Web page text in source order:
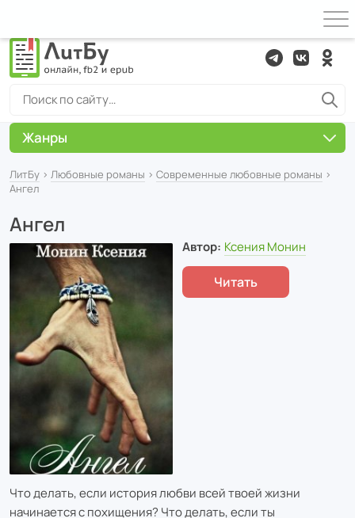
ЛитБу › Любовные романы › Современные любовные романы ›
Ангел
Ангел
Автор: Ксения Монин
Читать
Что делать, если история любви всей твоей жизни
начинается с похищения? Что делать, если ты
Жанры